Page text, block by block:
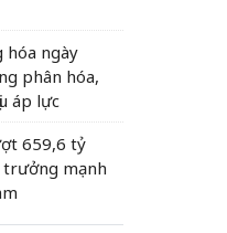
hóa ngày
phân hóa,
áp lực
659,6 tỷ
trưởng mạnh